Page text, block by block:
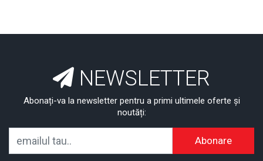
NEWSLETTER
Abonați-va la newsletter pentru a primi ultimele oferte și
noutăți:
Abonare